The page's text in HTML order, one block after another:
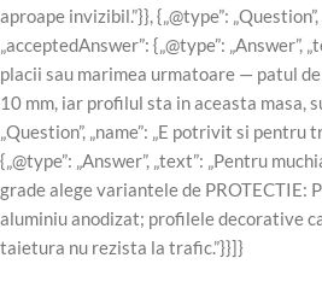
aproape invizibil.”}}, {„@type”:
„acceptedAnswer”: {„@type”: „Answer”,
placii sau marimea urmatoare — patul
10 mm, iar profilul sta in aceasta masa,
„Question”, „name”: „E potrivit si pentru
{„@type”: „Answer”, „text”: „Pentru
grade alege variantele de PROTECTIE:
aluminiu anodizat; profilele decorative
taietura nu rezista la trafic.”}}]}